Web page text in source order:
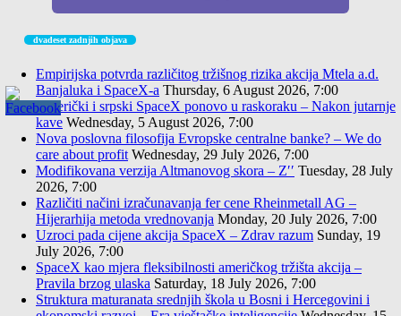
dvadeset zadnjih objava
Empirijska potvrda različitog tržišnog rizika akcija Mtela a.d.
Banjaluka i SpaceX-a Thursday, 6 August 2026, 7:00
Američki i srpski SpaceX ponovo u raskoraku – Nakon jutarnje
kave Wednesday, 5 August 2026, 7:00
Nova poslovna filosofija Evropske centralne banke? – We do
care about profit Wednesday, 29 July 2026, 7:00
Modifikovana verzija Altmanovog skora – Z′′ Tuesday, 28 July
2026, 7:00
Različiti načini izračunavanja fer cene Rheinmetall AG –
Hijerarhija metoda vrednovanja Monday, 20 July 2026, 7:00
Uzroci pada cijene akcija SpaceX – Zdrav razum Sunday, 19
July 2026, 7:00
SpaceX kao mjera fleksibilnosti američkog tržišta akcija –
Pravila brzog ulaska Saturday, 18 July 2026, 7:00
Struktura maturanata srednjih škola u Bosni i Hercegovini i